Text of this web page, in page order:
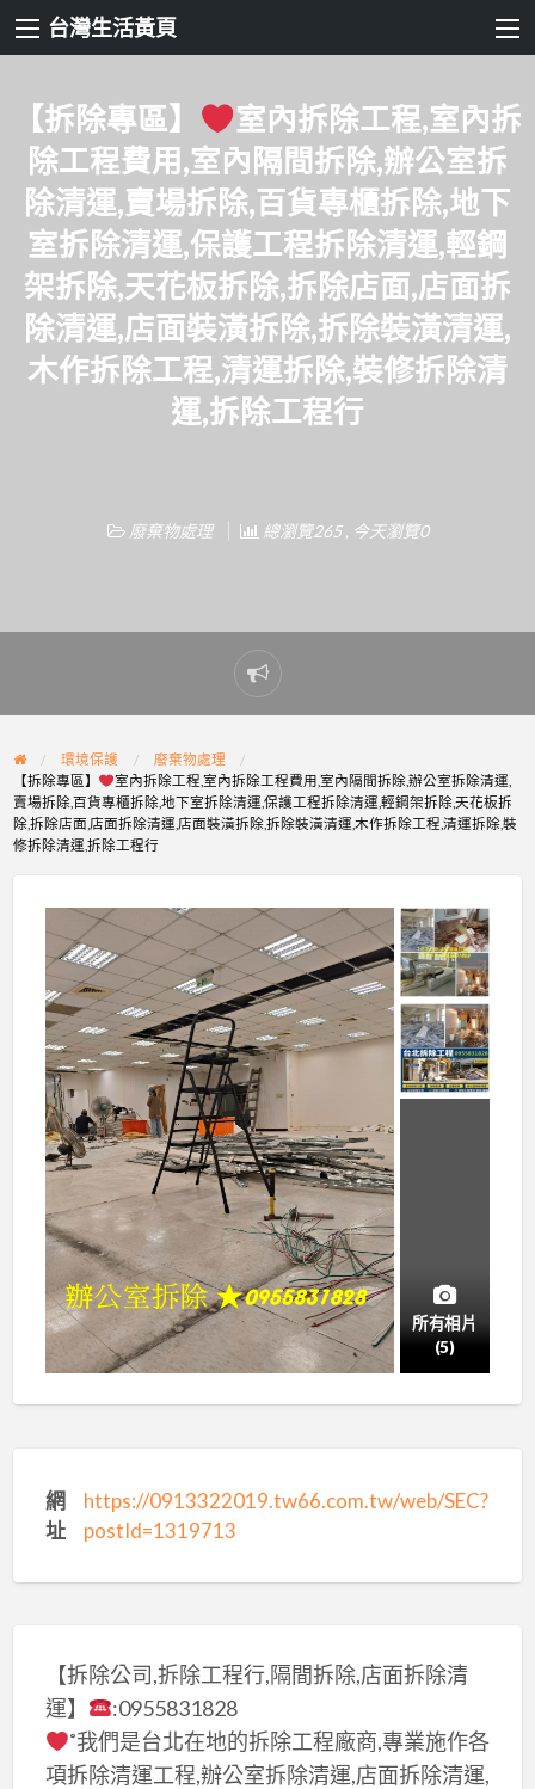
台灣生活黃頁
【拆除專區】
室內拆除工程,室內拆
除工程費用,室內隔間拆除,辦公室拆
除清運,賣場拆除,百貨專櫃拆除,地下
室拆除清運,保護工程拆除清運,輕鋼
架拆除,天花板拆除,拆除店面,店面拆
除清運,店面裝潢拆除,拆除裝潢清運,
木作拆除工程,清運拆除,裝修拆除清
運,拆除工程行
廢棄物處理 總瀏覽265 , 今天瀏覽0
Report
problem
環境保護
廢棄物處理
【拆除專區】
室內拆除工程,室內拆除工程費用,室內隔間拆除,辦公室拆除清運,
賣場拆除,百貨專櫃拆除,地下室拆除清運,保護工程拆除清運,輕鋼架拆除,天花板拆
除,拆除店面,店面拆除清運,店面裝潢拆除,拆除裝潢清運,木作拆除工程,清運拆除,裝
修拆除清運,拆除工程行
所有相片
(5)
網
址
https://0913322019.tw66.com.tw/web/SEC?
postId=1319713
【拆除公司,拆除工程行,隔間拆除,店面拆除清
運】
:0955831828
˚我們是台北在地的拆除工程廠商,專業施作各
項拆除清運工程,辦公室拆除清運,店面拆除清運,